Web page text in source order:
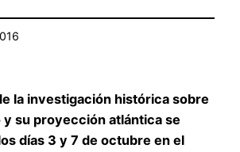
la investigación histórica sobre
y su proyección atlántica se
días 3 y 7 de octubre en el